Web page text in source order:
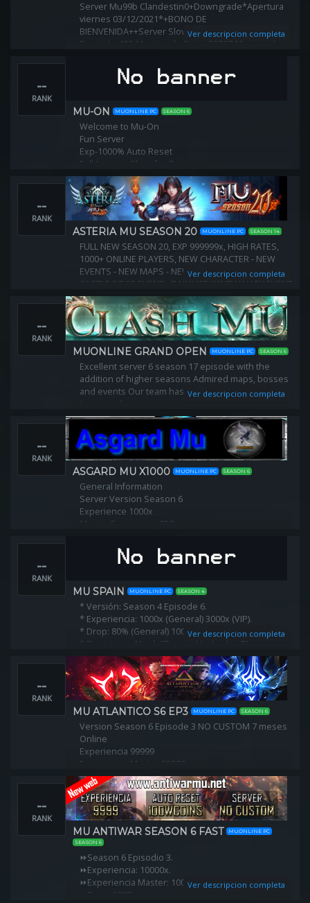
Server Mu99b Clandestin0+Downgrade*Apertura
viernes 03/12/2021*+BONO DE
BIENVENIDA++Server Slow*Exp: 100x-Drop: 40%-
Reset: Lv 400-Maximo de Stats: 32767-Maximo de
Ver descripcion completa
--
RANK
MU-ON MUONLINE PC SEASON 6
Welcome to Mu-On
Fun Server
Exp-1000% Auto Reset
Full Items in Shop for Zen
Server Online 24/7
--
RANK
ASTERIA MU SEASON 20 MUONLINE PC SEASON 14
FULL NEW SEASON 20, EXP 999999x, HIGH RATES,
1000+ ONLINE PLAYERS, NEW CHARACTER - NEW
EVENTS - NEW MAPS - NEW FEATURES - WEEKLY
CASTLE SIEGE EVENT - DAILY ICE WIND VALLEY EVENT
- PLAY TO WIN
Ver descripcion completa
--
RANK
MUONLINE GRAND OPEN MUONLINE PC SEASON 6
Excellent server 6 season 17 episode with the
addition of higher seasons Admired maps, bosses
and events Our team has done everything for you
to enjoy playing on our server
Ver descripcion completa
--
RANK
ASGARD MU X1000 MUONLINE PC SEASON 6
General Information
Server Version Season 6
Experience 1000x
Master Experience 250x
--
RANK
MU SPAIN MUONLINE PC SEASON 4
* Versión: Season 4 Episode 6.
* Experiencia: 1000x (General) 3000x (VIP).
* Drop: 80% (General) 100% (VIP).
* Puntos por Nivel: 6P x nivel todos los PJ.
* Creacion de personajes. (MG: 300 VIP: 220) (DL:
300 VIP: 250).
Ver descripcion completa
--
RANK
MU ATLANTICO S6 EP3 MUONLINE PC SEASON 6
Version Season 6 Episode 3 NO CUSTOM 7 meses
Online
Experiencia 99999
Experiencia Master 99999
Drop 40%
Reset Level 400
--
--
RANK
MU ANTIWAR SEASON 6 FAST
MUONLINE PC
SEASON 6
⏩Season 6 Episodio 3.
⏩Experiencia: 10000x.
⏩Experiencia Master: 10000x.
⏩Drop: 100%.
Ver descripcion completa